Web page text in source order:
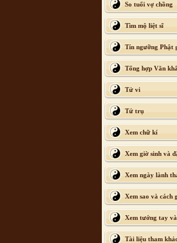
So tuổi vợ chồng
Tìm mộ liệt sĩ
Tín ngưỡng Phật
Tổng hợp Văn
Tử vi
Tứ trụ
Xem chữ kí
Xem giờ sinh và
con
Xem ngày lành
Xem sao và cách
Xem tướng tay
Tài liệu tham